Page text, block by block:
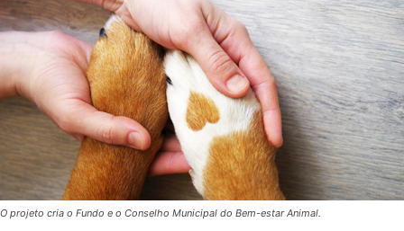
O projeto cria o Fundo e o Conselho Municipal do Bem-estar Animal.